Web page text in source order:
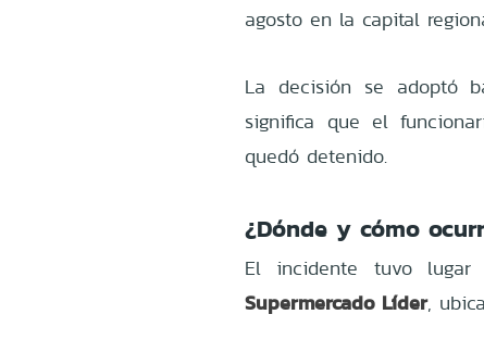
agosto en la capital
La decisión se adoptó
significa que el
quedó detenido.
¿Dónde y cómo
El incidente tuvo
Supermercado Líder,